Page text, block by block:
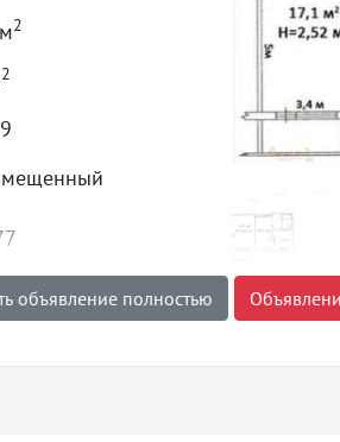
2
2
000₽
объявление полностью